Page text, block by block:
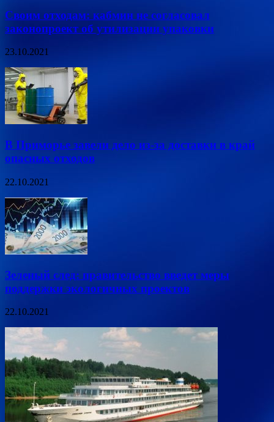
Своим отходам: кабмин не согласовал
законопроект об утилизации упаковки
23.10.2021
В Приморье завели дело из-за доставки в край
опасных отходов
22.10.2021
Зеленый след: правительство введет меры
поддержки экологичных проектов
22.10.2021